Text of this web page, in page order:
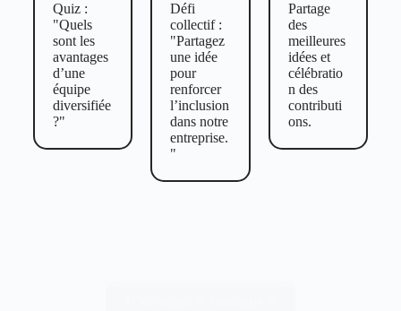
Quiz :
"Quels
sont les
avantages
d’une
équipe
diversifiée
?"
Défi
collectif :
"Partagez
une idée
pour
renforcer
l’inclusion
dans notre
entreprise.
"
Partage
des
meilleures
idées et
célébratio
n des
contributi
ons.